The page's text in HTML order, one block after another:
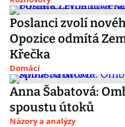
Poslanci zvolí
Opozice odmítá
Křečka
Domácí
Anna Šabatová:
spoustu útoků
Názory a analýzy